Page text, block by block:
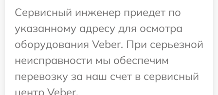
Сервисный инженер приедет по
указанному адресу для осмотра
оборудования Veber. При серьезной
неисправности мы обеспечим
перевозку за наш счет в сервисный
центр Veber.